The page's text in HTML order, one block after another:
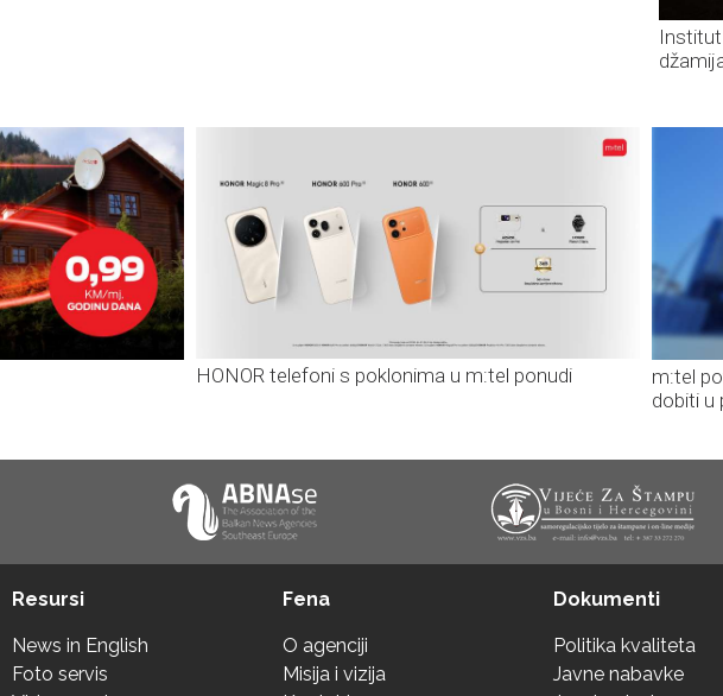
HONOR telefoni s poklonima u m:tel ponudi
m:tel
dobiti u
Resursi
News in English
Foto servis
Fena
O agenciji
Misija i vizija
Dokumenti
Politika kvaliteta
Javne nabavke